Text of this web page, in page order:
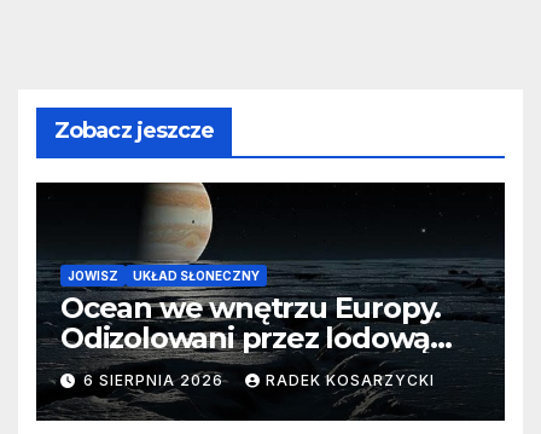
Zobacz jeszcze
JOWISZ UKŁAD SŁONECZNY
Ocean we wnętrzu Europy.
Odizolowani przez lodową
barierę
6 SIERPNIA 2026 RADEK KOSARZYCKI